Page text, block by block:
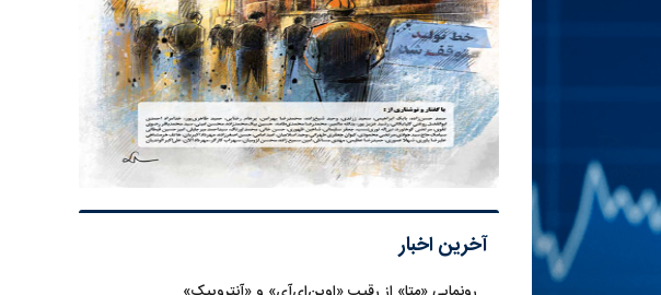
آخرین اخبار